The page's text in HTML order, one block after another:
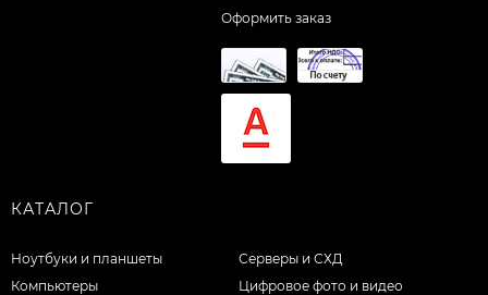
Оформить заказ
КАТАЛОГ
Ноутбуки и планшеты
Компьютеры
Серверы и СХД
Цифровое фото и видео